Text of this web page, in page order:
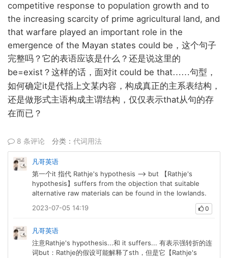
competitive response to population growth and to
the increasing scarcity of prime agricultural land, and
that warfare played an important role in the
emergence of the Mayan states could be ，这个句子
完整吗？它的表语应该是什么？还是说这里的
be=exist ？这样的话，面对it could be that……句型，
如何确定it是代指上文某内容，构成真正的主系表结构，
还是做形式主语构成主谓结构，仅仅表示that从句的存
在而已？
8 条评论 分类： 代词用法
凡哥英语
第一个it 指代 Rathje's hypothesis --> but 【Rathje's
hypothesis】suffers from the objection that suitable
alternative raw materials can be found in the lowlands.
2023-07-05 14:19
0
凡哥英语
注意Rathje's hypothesis...和 it suffers... 有表示强转折的连
词but：Rathje的假设可能解释了sth，但是它【Rathje's